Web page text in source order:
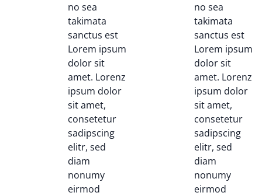
no sea
takimata
sanctus est
Lorem ipsum
dolor sit
amet. Lorenz
ipsum dolor
sit amet,
consetetur
sadipscing
elitr, sed
diam
nonumy
eirmod
no sea
takimata
sanctus est
Lorem ipsum
dolor sit
amet. Lorenz
ipsum dolor
sit amet,
consetetur
sadipscing
elitr, sed
diam
nonumy
eirmod